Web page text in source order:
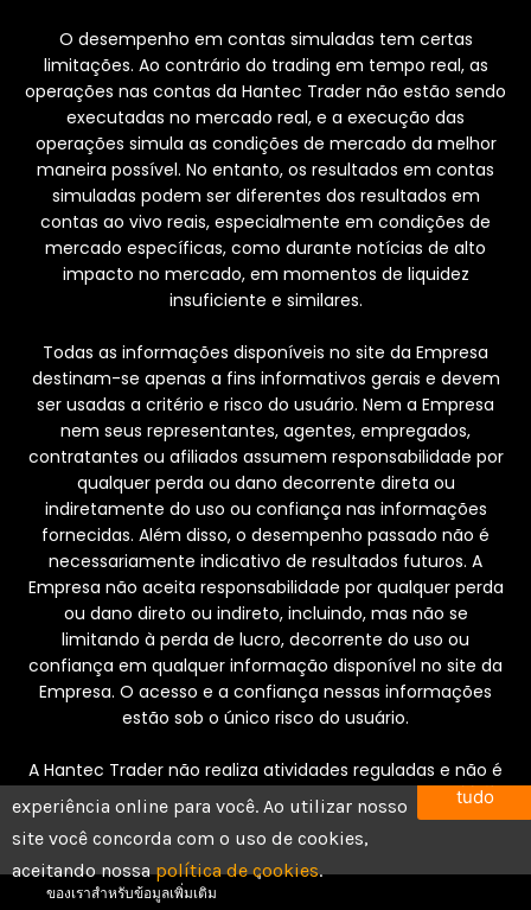
O desempenho em contas simuladas tem certas
limitações. Ao contrário do trading em tempo real, as
operações nas contas da Hantec Trader não estão sendo
executadas no mercado real, e a execução das
operações simula as condições de mercado da melhor
maneira possível. No entanto, os resultados em contas
simuladas podem ser diferentes dos resultados em
contas ao vivo reais, especialmente em condições de
mercado específicas, como durante notícias de alto
impacto no mercado, em momentos de liquidez
insuficiente e similares.
Todas as informações disponíveis no site da Empresa
destinam-se apenas a fins informativos gerais e devem
ser usadas a critério e risco do usuário. Nem a Empresa
nem seus representantes, agentes, empregados,
contratantes ou afiliados assumem responsabilidade por
qualquer perda ou dano decorrente direta ou
indiretamente do uso ou confiança nas informações
fornecidas. Além disso, o desempenho passado não é
necessariamente indicativo de resultados futuros. A
Empresa não aceita responsabilidade por qualquer perda
ou dano direto ou indireto, incluindo, mas não se
limitando à perda de lucro, decorrente do uso ou
confiança em qualquer informação disponível no site da
Empresa. O acesso e a confiança nessas informações
estão sob o único risco do usuário.
A Hantec Trader não realiza atividades reguladas e não é
regulamentada pela FCA. A Hantec Trader Limited (MU) e
a Hantec Markets Limited são duas entidades totalmente
separadas.
De acordo com a estrutura operacional da Hantec Trader
Usamos cookies para oferecer a melhor
experiência online para você. Ao utilizar nosso
site você concorda com o uso de cookies,
aceitando nossapolítica de cookies.
Aceitar
tudo
บัญชีทั้งหมดเป็นบัญชีทดลองที่มียอดคงเหลือจำลองสำหรับ
กิจกรรมการซื้อขาย โปรดทราบว่ากิจกรรมทั้งหมดดำเนิน
การในสภาพแวดล้อมจำลอง โปรดดูข้อกำหนดและเงื่อนไข
ของเราสำหรับข้อมูลเพิ่มเติม